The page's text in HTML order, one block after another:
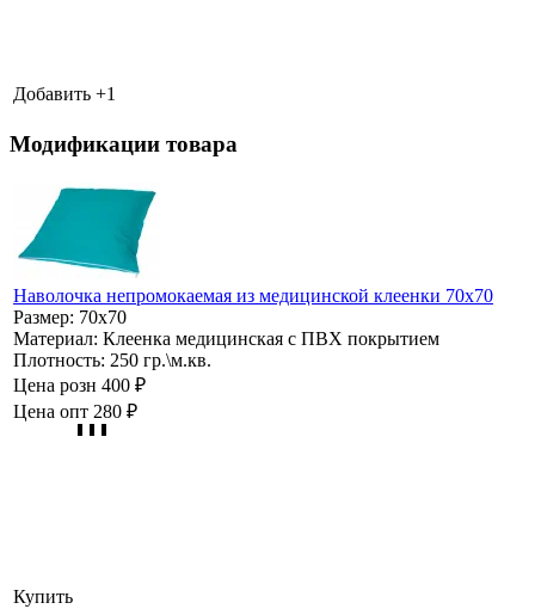
Добавить +1
Модификации товара
Наволочка непромокаемая из медицинской клеенки 70х70
Размер: 70х70
Материал: Клеенка медицинская с ПВХ покрытием
Плотность: 250 гр.\м.кв.
Цена розн 400 ₽
Цена опт 280 ₽
Купить